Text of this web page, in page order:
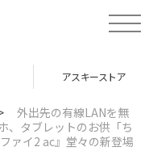
t
o
e
v
i
g
ーストア インフォメー
外出先の有線LANを無
タブレットのお供「ち
ァイ2 ac』堂々の新登場